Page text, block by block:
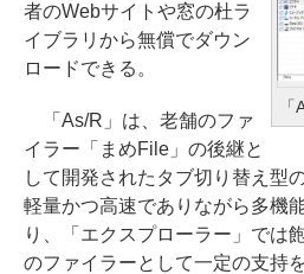
者のWebサイトや窓の杜ラ
イブラリから無償でダウン
ロードできる。
「As/R」は、老舗のファ
イラー「まめFile」の後継と
して開発されたタブ切り替え型
軽量かつ高速でありながら多機
り、「エクスプローラー」では
のファイラーとして一定の支持